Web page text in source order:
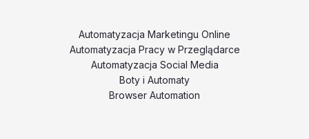
Automatyzacja Marketingu Online
Automatyzacja Pracy w Przeglądarce
Automatyzacja Social Media
Boty i Automaty
Browser Automation